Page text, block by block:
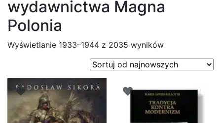
wydawnictwa Magna
Polonia
Wyświetlanie 1933–1944 z 2035 wynikówPosortowane
według
najnowszych